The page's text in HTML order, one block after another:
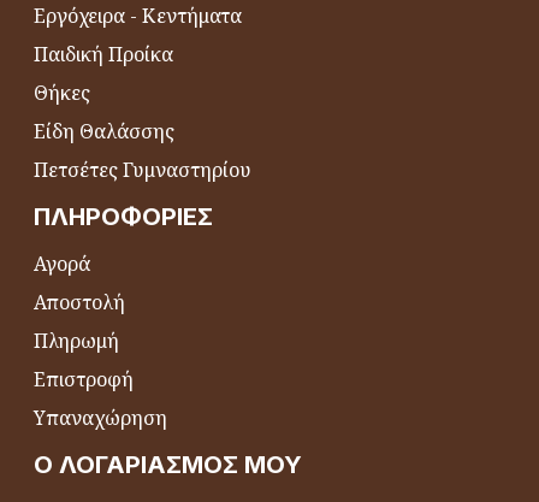
Εργόχειρα - Κεντήματα
Παιδική Προίκα
Θήκες
Είδη Θαλάσσης
Πετσέτες Γυμναστηρίου
ΠΛΗΡΟΦΟΡΊΕΣ
Αγορά
Αποστολή
Πληρωμή
Επιστροφή
Υπαναχώρηση
Ο ΛΟΓΑΡΙΑΣΜΌΣ ΜΟΥ